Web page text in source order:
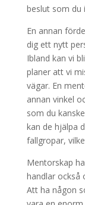
beslut som du
En annan
dig ett nytt
Ibland kan vi
planer att vi
vägar. En
annan vinkel
som du
kan de hjälpa
fallgropar,
Mentorskap
handlar också
Att ha någon